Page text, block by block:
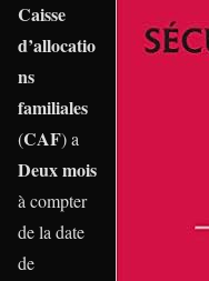
Caisse
d’allocatio
ns
familiales
(CAF) a
Deux mois
à compter
de la date
de